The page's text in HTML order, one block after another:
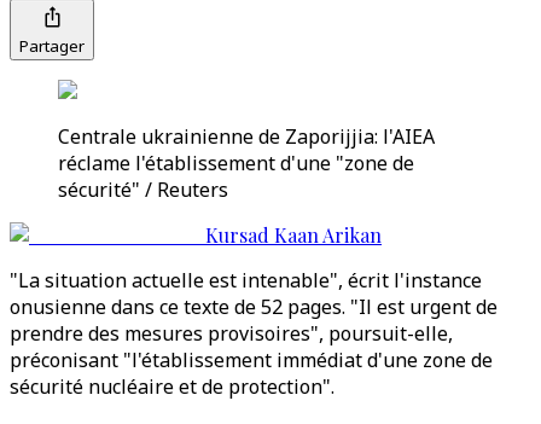
Partager
Centrale ukrainienne de Zaporijjia: l'AIEA
réclame l'établissement d'une "zone de
sécurité" / Reuters
Kursad Kaan Arikan
"La situation actuelle est intenable", écrit l'instance
onusienne dans ce texte de 52 pages. "Il est urgent de
prendre des mesures provisoires", poursuit-elle,
préconisant "l'établissement immédiat d'une zone de
sécurité nucléaire et de protection".